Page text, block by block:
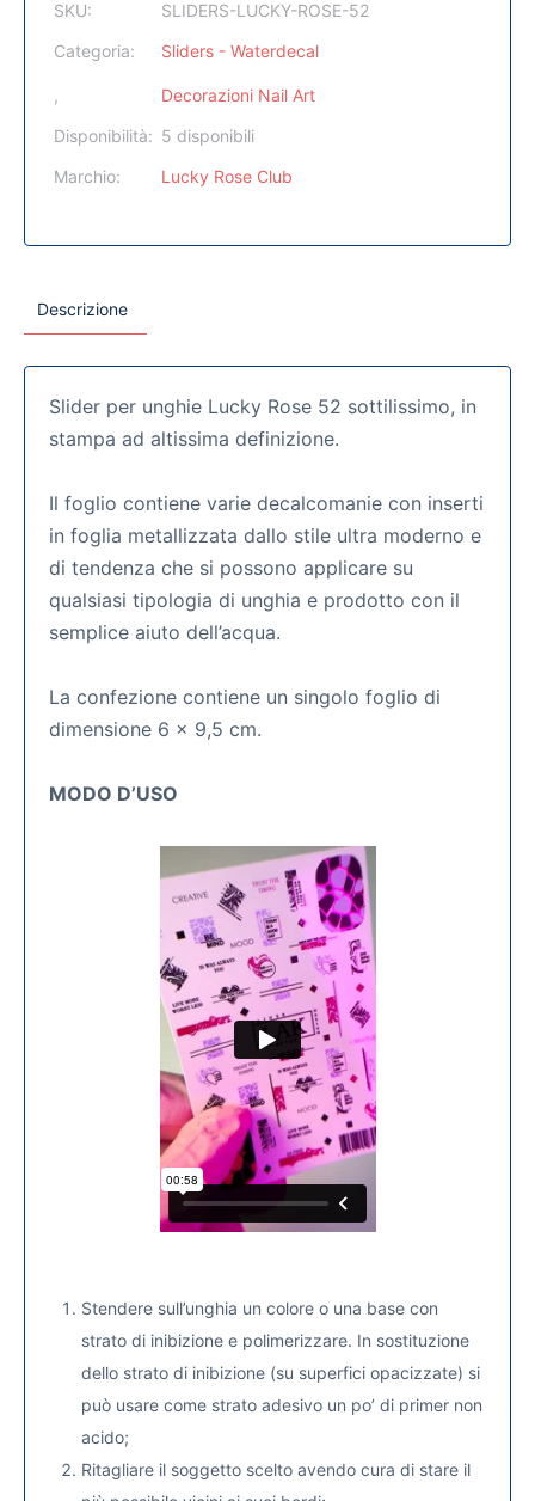
SKU:
SLIDERS-LUCKY-ROSE-52
Categoria:
Sliders - Waterdecal
,
Decorazioni Nail Art
Disponibilità: 5 disponibili
Marchio:
Lucky Rose Club
Descrizione
Slider per unghie Lucky Rose 52 sottilissimo, in
stampa ad altissima definizione.
Il foglio contiene varie decalcomanie con inserti
in foglia metallizzata dallo stile ultra moderno e
di tendenza che si possono applicare su
qualsiasi tipologia di unghia e prodotto con il
semplice aiuto dell’acqua.
La confezione contiene un singolo foglio di
dimensione 6 x 9,5 cm.
MODO D’USO
Stendere sull’unghia un colore o una base con
strato di inibizione e polimerizzare. In sostituzione
dello strato di inibizione (su superfici opacizzate) si
può usare come strato adesivo un po’ di primer non
acido;
Ritagliare il soggetto scelto avendo cura di stare il